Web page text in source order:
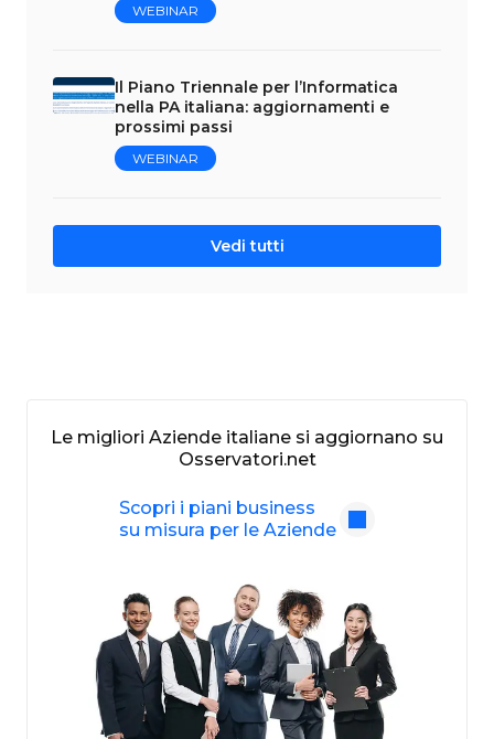
WEBINAR
Il Piano Triennale per l’Informatica
nella PA italiana: aggiornamenti e
prossimi passi
WEBINAR
Vedi tutti
Le migliori Aziende italiane si aggiornano su
Osservatori.net
Scopri i piani business
su misura per le Aziende